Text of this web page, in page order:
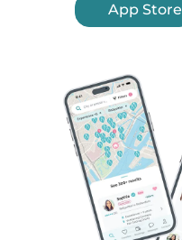
App Store